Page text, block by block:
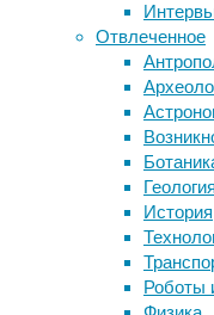
Отвлеченное
Геология
История
Роботы
Когда
лизогенные
бактерии
воздействию
напряжения,
вирусная
ДНК
Метки
ДНК
генетика
лекарства